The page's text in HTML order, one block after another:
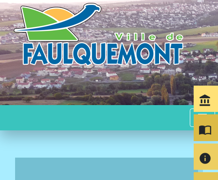
menu
account_balance
import_contacts
info